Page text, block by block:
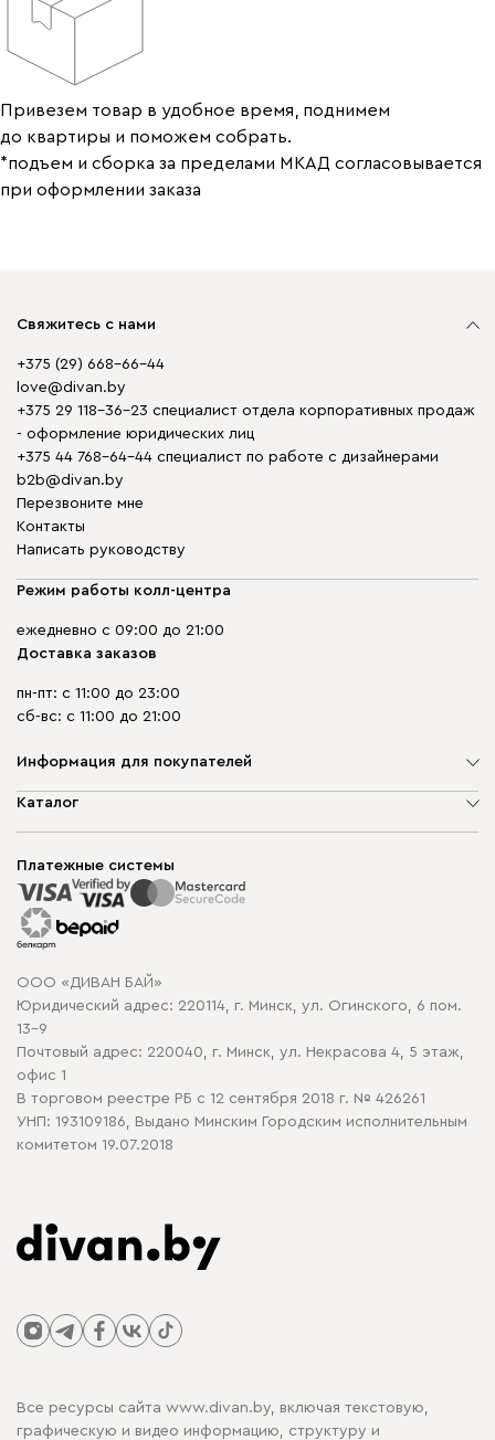
Привезем товар в удобное время, поднимем
до квартиры и поможем собрать.
*подъем и сборка за пределами МКАД согласовывается
при оформлении заказа
Свяжитесь с нами
+375 (29) 668-66-44
love@divan.by
+375 29 118-36-23 специалист отдела корпоративных продаж
- оформление юридических лиц
+375 44 768-64-44 специалист по работе с дизайнерами
b2b@divan.by
Перезвоните мне
Контакты
Написать руководству
Режим работы колл-центра
ежедневно с 09:00 до 21:00
Доставка заказов
пн-пт: с 11:00 до 23:00
сб-вс: с 11:00 до 21:00
Информация для покупателей
О компании
Способы оплаты
Рассрочка и кредит
Гарантия
Карта сайта
Политика конфиденциальности
Политика в отношении обработки cookie
Каталог
Корпусная мебель
Распродажа мебели
Платежные системы
ООО «ДИВАН БАЙ»
Юридический адрес: 220114, г. Минск, ул. Огинского, 6 пом.
13-9
Почтовый адрес: 220040, г. Минск, ул. Некрасова 4, 5 этаж,
офис 1
В торговом реестре РБ с 12 сентября 2018 г. № 426261
УНП: 193109186, Выдано Минским Городским исполнительным
комитетом 19.07.2018
Все ресурсы сайта www.divan.by, включая текстовую,
графическую и видео информацию, структуру и